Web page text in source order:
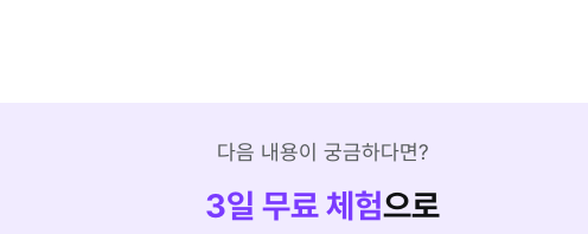
다음 내용이 궁금하다면?
3일 무료 체험으로